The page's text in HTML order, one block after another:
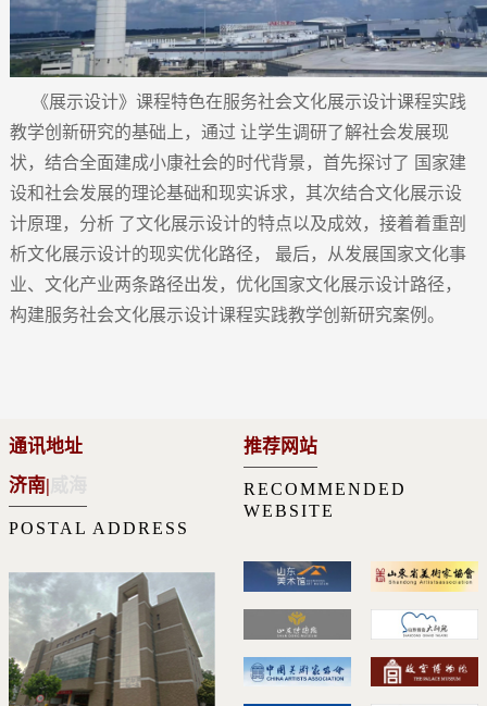
《展示设计》课程特色在服务社会文化展示设计课程实践
教学创新研究的基础上，通过 让学生调研了解社会发展现
状，结合全面建成小康社会的时代背景，首先探讨了 国家建
设和社会发展的理论基础和现实诉求，其次结合文化展示设
计原理，分析 了文化展示设计的特点以及成效，接着着重剖
析文化展示设计的现实优化路径， 最后，从发展国家文化事
业、文化产业两条路径出发，优化国家文化展示设计路径，
构建服务社会文化展示设计课程实践教学创新研究案例。
通讯地址
济南|
POSTAL ADDRESS
推荐网站
RECOMMENDED
WEBSITE